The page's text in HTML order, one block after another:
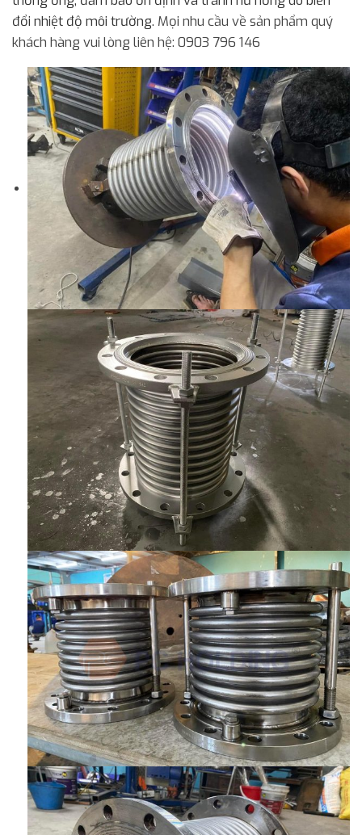
đổi nhiệt độ môi trường. Mọi nhu cầu về sản phẩm quý
khách hàng vui lòng liên hệ: 0903 796 146